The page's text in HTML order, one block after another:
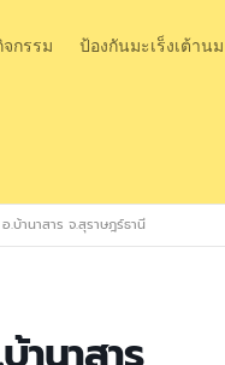
จกรรม ป้องกันมะเร็งเต้านม
.บ้านาสาร จ.สุราษฎร์ธานี